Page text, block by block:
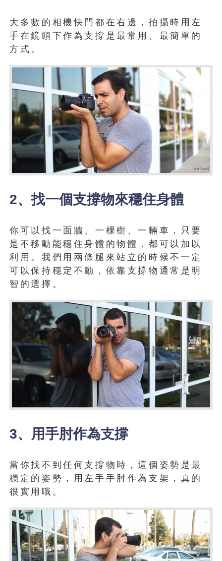
大多數的相機快門都在右邊，拍攝時用左
手在鏡頭下作為支撐是最常用、最簡單的
方式。
2、找一個支撐物來穩住身體
你可以找一面牆、一棵樹、一輛車，只要
是不移動能穩住身體的物體，都可以加以
利用。我們用兩條腿來站立的時候不一定
可以保持穩定不動，依靠支撐物通常是明
智的選擇。
3、用手肘作為支撐
當你找不到任何支撐物時，這個姿勢是最
穩定的姿勢，用左手手肘作為支架，真的
很實用哦。